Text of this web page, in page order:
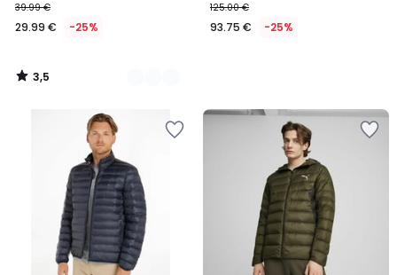
39.99 €
29.99 € -25%
3,5
/
125.00 €
93.75 € -25%